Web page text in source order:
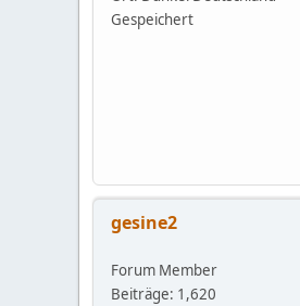
Gespeichert
gesine2
Forum Member
Beiträge: 1,620